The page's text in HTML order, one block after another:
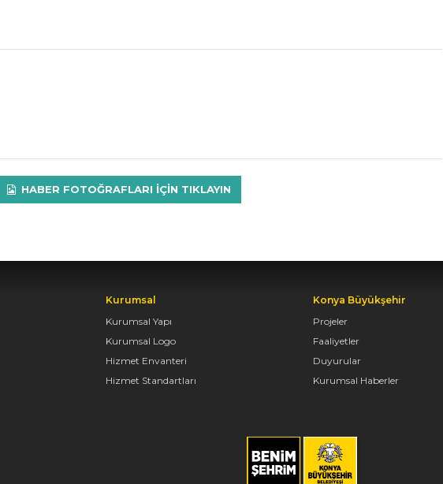
HABER FOTOĞRAFLARI IÇIN TIKLAYIN
Kurumsal
Kurumsal Yapı
Kurumsal Logo
Hizmet Envanteri
Hizmet Standartları
Konya Büyükşehir
Projeler
Faaliyetler
Duyurular
Kurumsal Haberler